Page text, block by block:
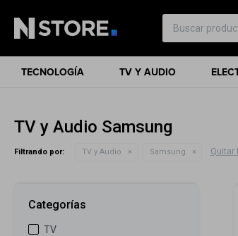
TECNOLOGÍA TV Y AUDIO
TV y Audio Samsung
Filtrando por: TV y Audio Samsung Quitar
Categorías
TV